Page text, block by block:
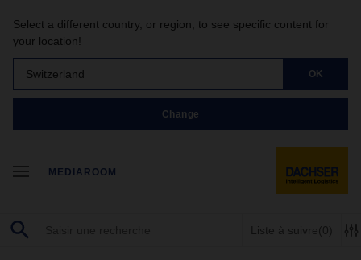
Select a different country, or region, to see specific content for
your location!
Switzerland OK
Change
MEDIAROOM
Liste à suivre(0)